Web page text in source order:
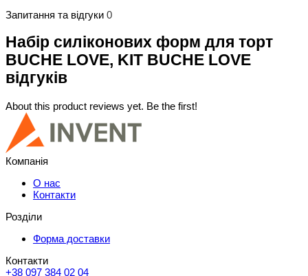
Запитання та відгуки 0
Набір силіконових форм для торт
BUCHE LOVE, KIT BUCHE LOVE
відгуків
About this product reviews yet. Be the first!
Компанія
О нас
Контакти
Розділи
Форма доставки
Контакти
+38 097 384 02 04